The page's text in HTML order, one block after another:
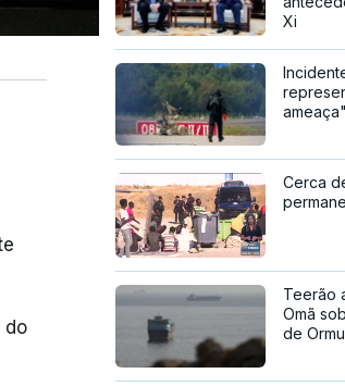
do
Xi
Cerca
Teerão
Omã
de